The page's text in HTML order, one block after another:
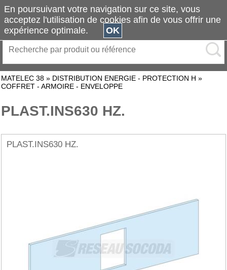
MATELEC 38 » DISTRIBUTION ENERGIE - PROTECTION H »
COFFRET - ARMOIRE - ENVELOPPE
PLAST.INS630 HZ.
PLAST.INS630 HZ.
En poursuivant votre navigation sur ce site, vous
acceptez l'utilisation de cookies afin de vous offrir une
expérience optimale.
OK